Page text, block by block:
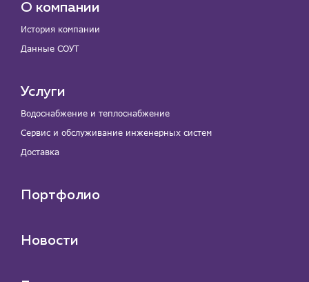
О компании
История компании
Данные СОУТ
Услуги
Водоснабжение и теплоснабжение
Сервис и обслуживание инженерных систем
Доставка
Портфолио
Новости